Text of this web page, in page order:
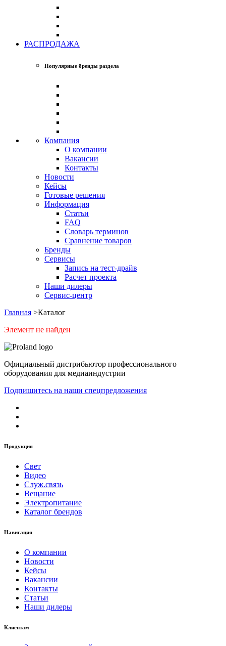
РАСПРОДАЖА
Популярные бренды раздела
Компания
О компании
Вакансии
Контакты
Новости
Кейсы
Готовые решения
Информация
Статьи
FAQ
Словарь терминов
Сравнение товаров
Бренды
Сервисы
Запись на тест-драйв
Расчет проекта
Наши дилеры
Сервис-центр
Главная >Каталог
Элемент не найден
Официальный дистрибьютор профессионального
оборудования для медиаиндустрии
Подпишитесь на наши спецпредложения
Продукция
Свет
Видео
Служ.связь
Вещание
Электропитание
Каталог брендов
Навигация
О компании
Новости
Кейсы
Вакансии
Контакты
Статьи
Наши дилеры
Клиентам